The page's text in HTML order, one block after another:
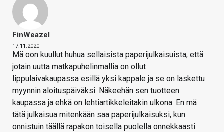
FinWeazel
17.11.2020
Mä oon kuullut huhua sellaisista paperijulkaisuista, että
jotain uutta matkapuhelinmallia on ollut
lippulaivakaupassa esillä yksi kappale ja se on laskettu
myynnin aloituspäiväksi. Näkeehän sen tuotteen
kaupassa ja ehkä on lehtiartikkeleitakin ulkona. En mä
tätä julkaisua mitenkään saa paperijulkaisuksi, kun
onnistuin täällä rapakon toisella puolella onnekkaasti